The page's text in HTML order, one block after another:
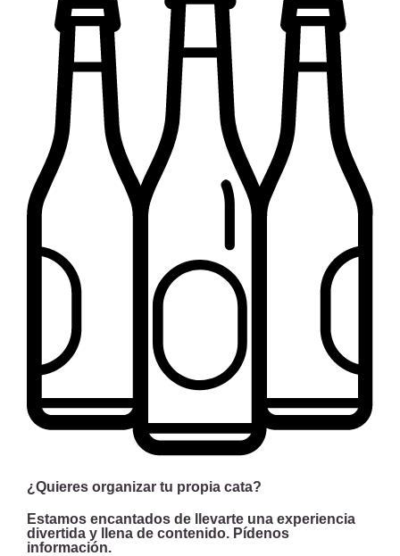
¿Quieres organizar tu propia cata?
Estamos encantados de llevarte una experiencia
divertida y llena de contenido. Pídenos
información.